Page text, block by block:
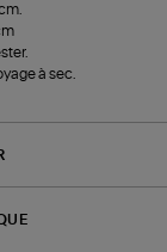
à sec.